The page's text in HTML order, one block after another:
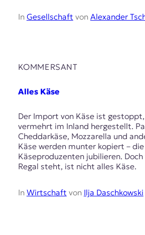
In Gesellschaft von Alexander
KOMMERSANT
Alles Käse
Der Import von Käse ist
vermehrt im Inland hergestellt.
Cheddarkäse, Mozzarella und
Käse werden munter kopiert – die
Käseproduzenten jubilieren.
Regal steht, ist nicht alles Käse.
In Wirtschaft von Ilja Daschkowski